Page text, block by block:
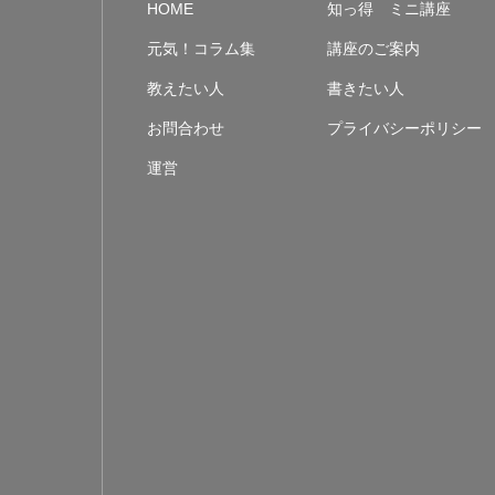
HOME 知っ得 ミニ講座
元気！コラム集 講座のご案内
教えたい人 書きたい人
お問合わせ プライバシーポリシー
運営